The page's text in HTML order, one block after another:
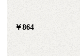
￥864